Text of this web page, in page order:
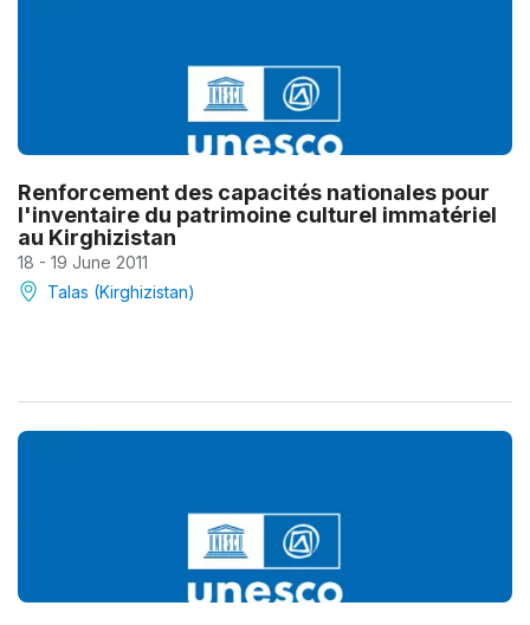
Renforcement des capacités nationales pour
l'inventaire du patrimoine culturel immatériel
au Kirghizistan
18 - 19 June 2011
Talas (Kirghizistan)